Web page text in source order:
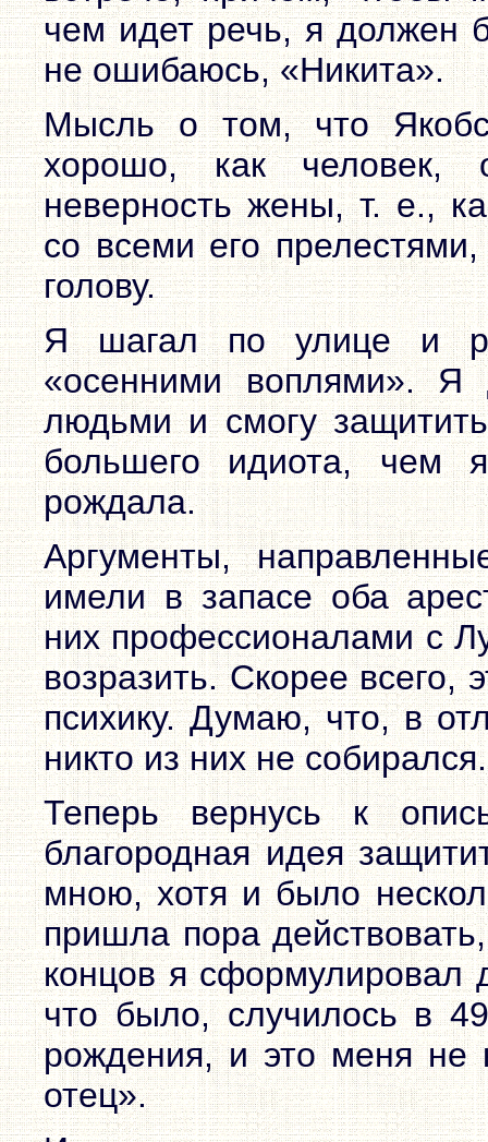
чем идет речь, я должен
не ошибаюсь, «Никита».
Мысль о том, что
хорошо, как человек,
неверность жены, т. е.,
со всеми его
голову.
Я шагал по улице и
«осенними воплями». Я
людьми и смогу
большего идиота,
рождала.
Аргументы,
имели в запасе оба
них профессионалами с
возразить. Скорее
психику. Думаю, что, в
никто из них не собирался.
Теперь вернусь к
благородная идея
мною, хотя и было
пришла пора
концов я сформулировал
что было, случилось в
рождения, и это меня не
отец».